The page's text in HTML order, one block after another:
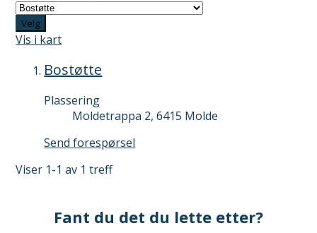
Velg
Vis i kart
Bostøtte
Plassering
Moldetrappa 2, 6415 Molde
Send forespørsel
t
Viser 1-1 av 1 treff
Fant du det du lette etter?